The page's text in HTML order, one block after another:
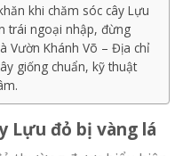
khi chăm sóc cây Lựu
trái ngoại nhập, đừng
Vườn Khánh Võ – Địa chỉ
giống chuẩn, kỹ thuật
Lựu đỏ bị vàng lá